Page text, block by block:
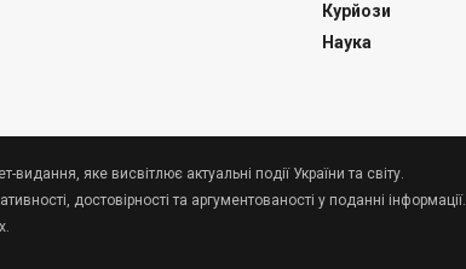
Курйози
Наука
яке висвітлює актуальні події України та світу.
достовірності та аргументованості у поданні інформації.